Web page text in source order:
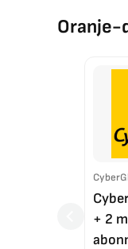
Oranje-
+ 2